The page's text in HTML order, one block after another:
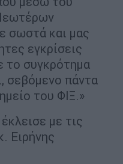
σωστά και μας
εγκρίσεις
το συγκρότημα
σεβόμενο πάντα
του ΦΙΞ.»
με τις
Ειρήνης